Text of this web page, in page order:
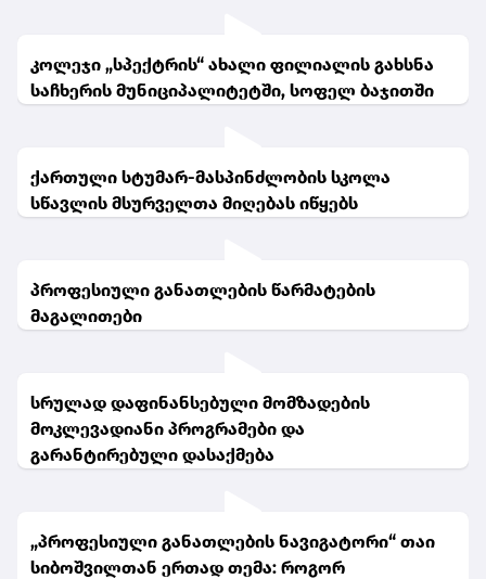
კოლეჯი „სპექტრის“ ახალი ფილიალის გახსნა
საჩხერის მუნიციპალიტეტში, სოფელ ბაჯითში
ქართული სტუმარ-მასპინძლობის სკოლა
სწავლის მსურველთა მიღებას იწყებს
პროფესიული განათლების წარმატების
მაგალითები
სრულად დაფინანსებული მომზადების
მოკლევადიანი პროგრამები და
გარანტირებული დასაქმება
„პროფესიული განათლების ნავიგატორი“ თაი
სიბოშვილთან ერთად თემა: როგორ